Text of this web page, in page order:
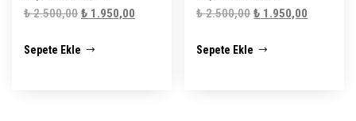
₺2.500,00 Orijinal
₺ 2.500,00.
₺ 1.950,00
Sepete Ekle
₺2.500,00 Orijinal
₺ 2.500,00.
₺ 1.950,00
Sepete Ekle